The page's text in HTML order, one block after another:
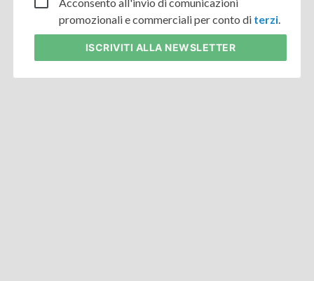
promozionali e commerciali per conto di terzi
ISCRIVITI ALLA NEWSLETTER